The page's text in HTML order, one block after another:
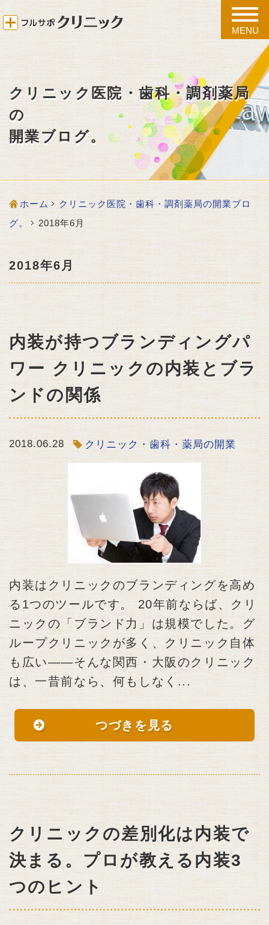
toggle
MENU
クリニック医院・歯科・調剤薬局
の
開業ブログ。
ホーム
クリニック医院・歯科・調剤薬局の開業ブロ
グ。
2018年6月
2018年6月
内装が持つブランディングパ
ワー クリニックの内装とブラ
ンドの関係
2018.06.28 クリニック・歯科・薬局の開業
内装はクリニックのブランディングを高め
る1つのツールです。 20年前ならば、クリ
ニックの「ブランド力」は規模でした。グ
ループクリニックが多く、クリニック自体
も広い――そんな関西・大阪のクリニック
は、一昔前なら、何もしなく...
つづきを見る
クリニックの差別化は内装で
決まる。プロが教える内装3
つのヒント